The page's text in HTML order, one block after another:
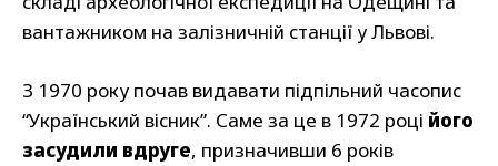
вантажником на залізничній станції у Львові.
З 1970 року почав видавати підпільний часопис
“Український вісник”. Саме за це в 1972 році його
засудили вдруге, призначивши 6 років